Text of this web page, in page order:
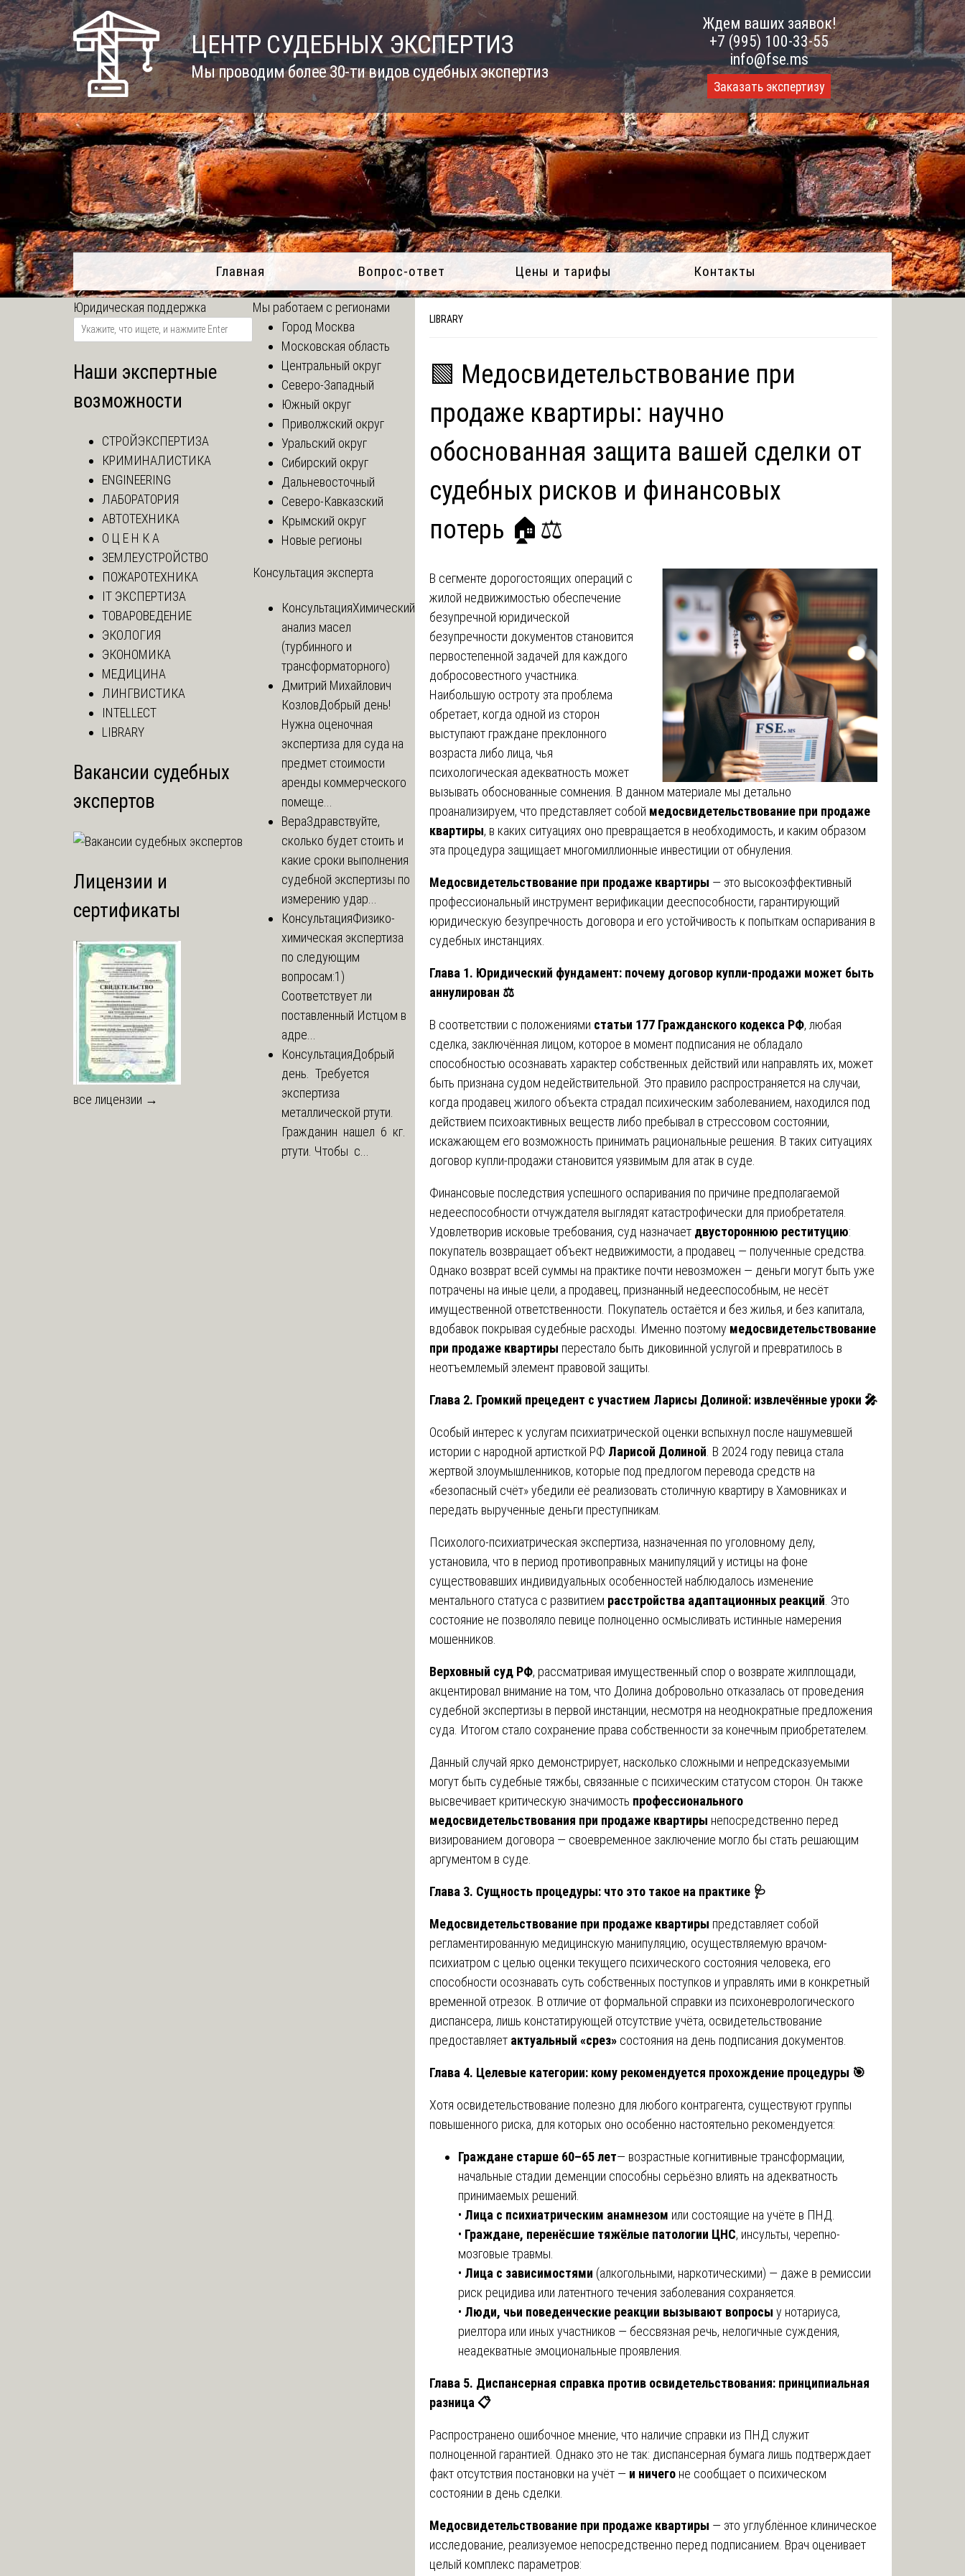
Skip
to
content
ЦЕНТР СУДЕБНЫХ ЭКСПЕРТИЗ
Мы проводим более 30-ти видов судебных экспертиз
Ждем ваших заявок!
+7 (995) 100-33-55
info@fse.ms
Заказать экспертизу
Главная Вопрос-ответ Цены и тарифы Контакты
LIBRARY
🟩 Медосвидетельствование при
продаже квартиры: научно
обоснованная защита вашей сделки от
судебных рисков и финансовых
потерь 🏠⚖️
В сегменте дорогостоящих операций с
жилой недвижимостью обеспечение
безупречной юридической
безупречности документов становится
первостепенной задачей для каждого
добросовестного участника.
Наибольшую остроту эта проблема
обретает, когда одной из сторон
выступают граждане преклонного
возраста либо лица, чья
психологическая адекватность может
вызывать обоснованные сомнения. В данном материале мы детально
проанализируем, что представляет собой медосвидетельствование при продаже
квартиры, в каких ситуациях оно превращается в необходимость, и каким образом
эта процедура защищает многомиллионные инвестиции от обнуления.
Медосвидетельствование при продаже квартиры — это высокоэффективный
профессиональный инструмент верификации дееспособности, гарантирующий
юридическую безупречность договора и его устойчивость к попыткам оспаривания в
судебных инстанциях.
Глава 1. Юридический фундамент: почему договор купли-продажи может быть
аннулирован ⚖️
В соответствии с положениями статьи 177 Гражданского кодекса РФ, любая
сделка, заключённая лицом, которое в момент подписания не обладало
способностью осознавать характер собственных действий или направлять их, может
быть признана судом недействительной. Это правило распространяется на случаи,
когда продавец жилого объекта страдал психическим заболеванием, находился под
действием психоактивных веществ либо пребывал в стрессовом состоянии,
искажающем его возможность принимать рациональные решения. В таких ситуациях
договор купли-продажи становится уязвимым для атак в суде.
Финансовые последствия успешного оспаривания по причине предполагаемой
недееспособности отчуждателя выглядят катастрофически для приобретателя.
Удовлетворив исковые требования, суд назначает двустороннюю реституцию:
покупатель возвращает объект недвижимости, а продавец — полученные средства.
Однако возврат всей суммы на практике почти невозможен — деньги могут быть уже
потрачены на иные цели, а продавец, признанный недееспособным, не несёт
имущественной ответственности. Покупатель остаётся и без жилья, и без капитала,
вдобавок покрывая судебные расходы. Именно поэтому медосвидетельствование
при продаже квартиры перестало быть диковинной услугой и превратилось в
неотъемлемый элемент правовой защиты.
Глава 2. Громкий прецедент с участием Ларисы Долиной: извлечённые уроки 🎤
Особый интерес к услугам психиатрической оценки вспыхнул после нашумевшей
истории с народной артисткой РФ Ларисой Долиной . В 2024 году певица стала
жертвой злоумышленников, которые под предлогом перевода средств на
«безопасный счёт» убедили её реализовать столичную квартиру в Хамовниках и
передать вырученные деньги преступникам.
Психолого-психиатрическая экспертиза, назначенная по уголовному делу,
установила, что в период противоправных манипуляций у истицы на фоне
существовавших индивидуальных особенностей наблюдалось изменение
ментального статуса с развитием расстройства адаптационных реакций . Это
состояние не позволяло певице полноценно осмысливать истинные намерения
мошенников.
Верховный суд РФ, рассматривая имущественный спор о возврате жилплощади,
акцентировал внимание на том, что Долина добровольно отказалась от проведения
судебной экспертизы в первой инстанции, несмотря на неоднократные предложения
суда. Итогом стало сохранение права собственности за конечным приобретателем.
Данный случай ярко демонстрирует, насколько сложными и непредсказуемыми
могут быть судебные тяжбы, связанные с психическим статусом сторон. Он также
высвечивает критическую значимость профессионального
медосвидетельствования при продаже квартиры непосредственно перед
визированием договора — своевременное заключение могло бы стать решающим
аргументом в суде.
Глава 3. Сущность процедуры: что это такое на практике 🩺
Медосвидетельствование при продаже квартиры представляет собой
регламентированную медицинскую манипуляцию, осуществляемую врачом-
психиатром с целью оценки текущего психического состояния человека, его
способности осознавать суть собственных поступков и управлять ими в конкретный
временной отрезок. В отличие от формальной справки из психоневрологического
диспансера, лишь констатирующей отсутствие учёта, освидетельствование
предоставляет актуальный «срез» состояния на день подписания документов.
Глава 4. Целевые категории: кому рекомендуется прохождение процедуры 🎯
Хотя освидетельствование полезно для любого контрагента, существуют группы
повышенного риска, для которых оно особенно настоятельно рекомендуется:
Граждане старше 60–65 лет— возрастные когнитивные трансформации,
начальные стадии деменции способны серьёзно влиять на адекватность
принимаемых решений.
• Лица с психиатрическим анамнезом или состоящие на учёте в ПНД.
• Граждане, перенёсшие тяжёлые патологии ЦНС, инсульты, черепно-
мозговые травмы.
• Лица с зависимостями (алкогольными, наркотическими) — даже в ремиссии
риск рецидива или латентного течения заболевания сохраняется.
• Люди, чьи поведенческие реакции вызывают вопросы у нотариуса,
риелтора или иных участников — бессвязная речь, нелогичные суждения,
неадекватные эмоциональные проявления.
Глава 5. Диспансерная справка против освидетельствования: принципиальная
разница 📋
Распространено ошибочное мнение, что наличие справки из ПНД служит
полноценной гарантией. Однако это не так: диспансерная бумага лишь подтверждает
факт отсутствия постановки на учёт — и ничего не сообщает о психическом
состоянии в день сделки.
Медосвидетельствование при продаже квартиры — это углублённое клиническое
исследование, реализуемое непосредственно перед подписанием. Врач оценивает
целый комплекс параметров:
Юридическая поддержка
Наши экспертные
возможности
СТРОЙЭКСПЕРТИЗА
КРИМИНАЛИСТИКА
ENGINEERING
ЛАБОРАТОРИЯ
АВТОТЕХНИКА
О Ц Е Н К А
ЗЕМЛЕУСТРОЙСТВО
ПОЖАРОТЕХНИКА
IT ЭКСПЕРТИЗА
ТОВАРОВЕДЕНИЕ
ЭКОЛОГИЯ
ЭКОНОМИКА
МЕДИЦИНА
ЛИНГВИСТИКА
INTELLECT
LIBRARY
Вакансии судебных
экспертов
Лицензии и
сертификаты
все лицензии →
Мы работаем с регионами
Город Москва
Московская область
Центральный округ
Северо-Западный
Южный округ
Приволжский округ
Уральский округ
Сибирский округ
Дальневосточный
Северо-Кавказский
Крымский округ
Новые регионы
Консультация эксперта
КонсультацияХимический
анализ масел
(турбинного и
трансформаторного)
Дмитрий Михайлович
КозловДобрый день!
Нужна оценочная
экспертиза для суда на
предмет стоимости
аренды коммерческого
помеще...
ВераЗдравствуйте,
сколько будет стоить и
какие сроки выполнения
судебной экспертизы по
измерению удар...
КонсультацияФизико-
химическая экспертиза
по следующим
вопросам:1)
Соответствует ли
поставленный Истцом в
адре...
КонсультацияДобрый
день. Требуется
экспертиза
металлической ртути.
Гражданин нашел 6 кг.
ртути. Чтобы с...